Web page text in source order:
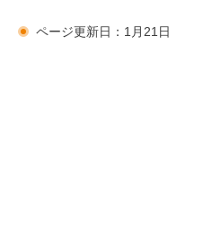
ページ更新日：1月21日